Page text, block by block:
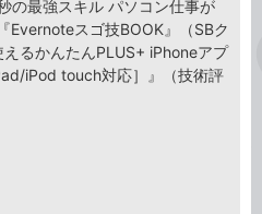
の最強スキル パソコン仕事が
Evernoteスゴ技BOOK』（SBク
るかんたんPLUS+ iPhoneアプ
iPod touch対応］』（技術評